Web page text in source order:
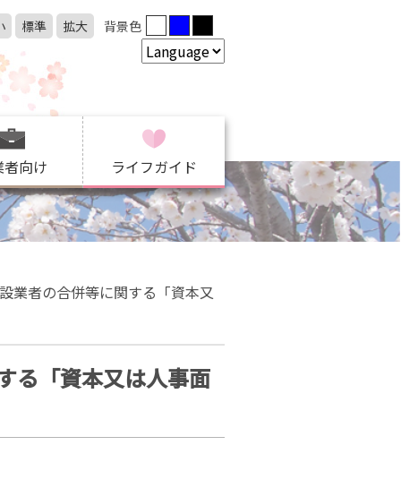
標準 拡大 背景色
者向け ライフガイド
業者の合併等に関する「資本又
る「資本又は人事面